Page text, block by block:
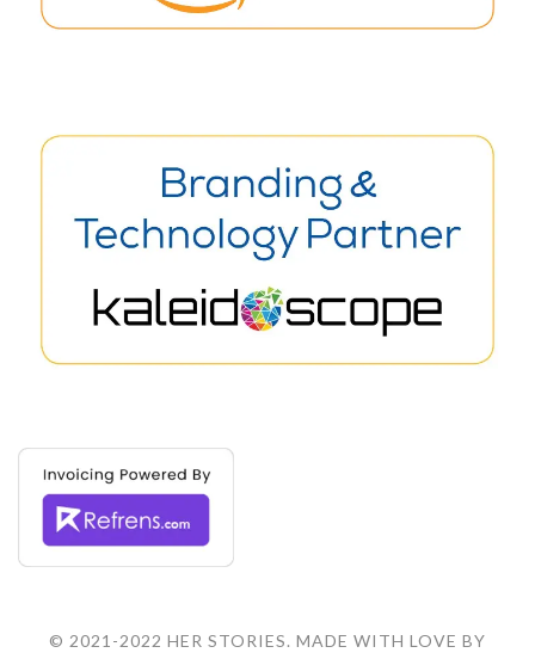
© 2021-2022 HER STORIES. MADE WITH LOVE BY